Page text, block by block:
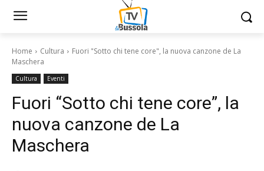
Home Cultura
Fuori "Sotto chi tene core", la nuova canzone de La
Maschera
Cultura Eventi
Fuori “Sotto chi tene core”, la
nuova canzone de La
Maschera